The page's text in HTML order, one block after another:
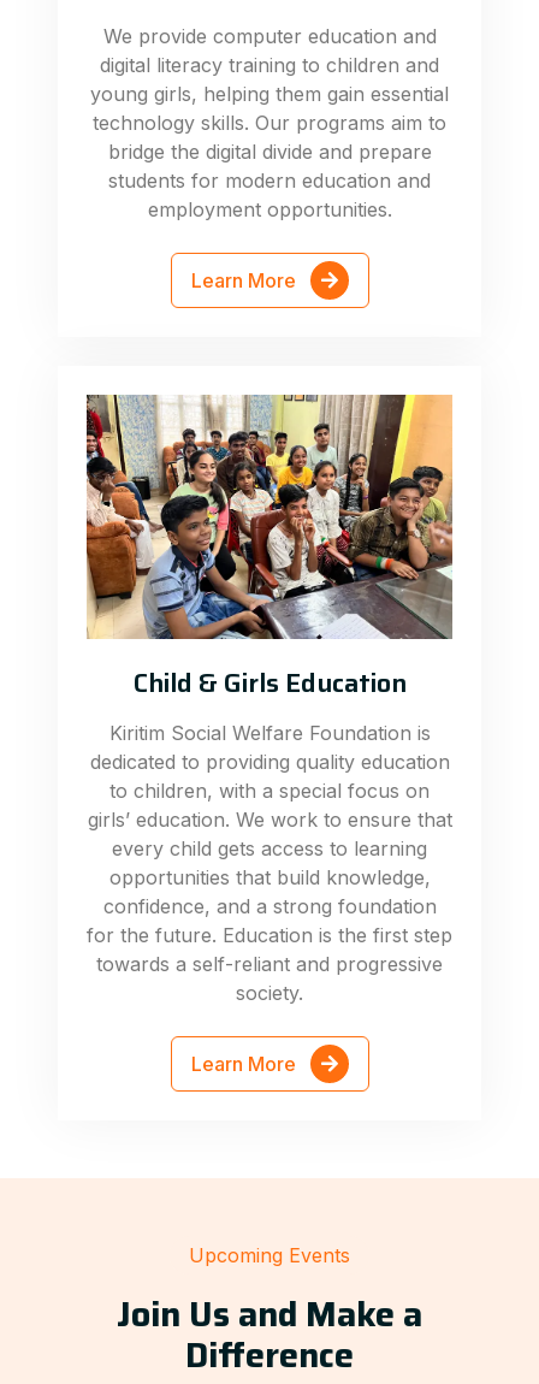
We provide computer education and
digital literacy training to children and
young girls, helping them gain essential
technology skills. Our programs aim to
bridge the digital divide and prepare
students for modern education and
employment opportunities.
Learn More
Child & Girls Education
Kiritim Social Welfare Foundation is
dedicated to providing quality education
to children, with a special focus on
girls’ education. We work to ensure that
every child gets access to learning
opportunities that build knowledge,
confidence, and a strong foundation
for the future. Education is the first step
towards a self-reliant and progressive
society.
Learn More
Upcoming Events
Join Us and Make a
Difference